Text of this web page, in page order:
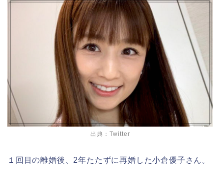
出典：Twitter
１回目の離婚後、 2年たたずに再婚した小倉優子さん。